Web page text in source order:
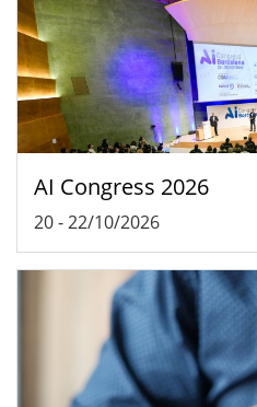
AI Congress 2026
20-22/10/2026